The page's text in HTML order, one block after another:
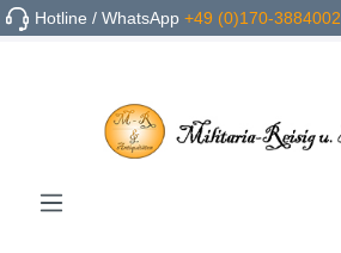
Hotline / WhatsApp+49 (0)170-3884002